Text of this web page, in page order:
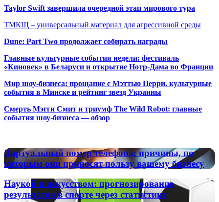
Taylor Swift завершила очередной этап мирового тура
ТМКЩ – универсальный материал для агрессивной среды
Dune: Part Two продолжает собирать награды
Главные культурные события недели: фестиваль
«Киновек» в Беларуси и открытие Нотр-Дама во Франции
Мир шоу-бизнеса: прощание с Мэттью Перри, культурные
события в Минске и рейтинг звезд Украины
Смерть Мэгги Смит и триумф The Wild Robot: главные
события шоу-бизнеса — обзор
Виртуальный
номер
телефона:
причины,
по
которым
Виртуальный номер телефона: причины, по
которым они приносят пользу вашему бизнесу
Наукой
искусством:
Наукой и искусством: прогнозирование
результатов в спорте через статистику,